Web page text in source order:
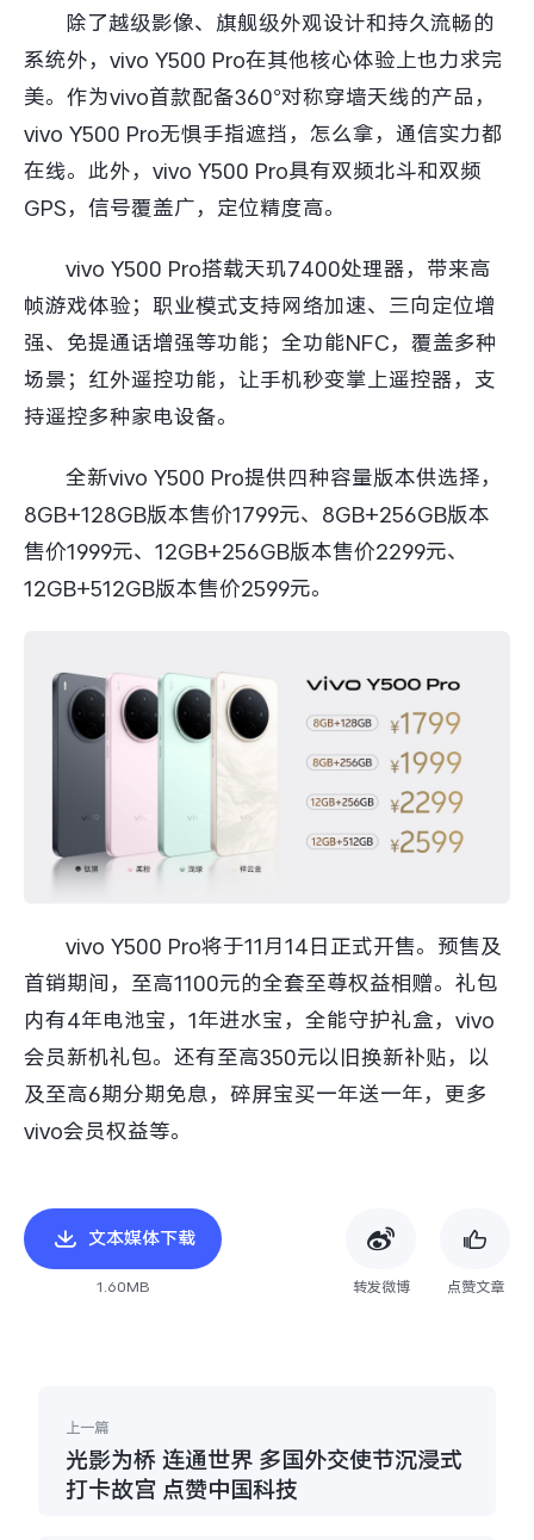
除了越级影像、旗舰级外观设计和持久流畅的
系统外，vivo Y500 Pro在其他核心体验上也力求完
美。作为vivo首款配备360°对称穿墙天线的产品，
vivo Y500 Pro无惧手指遮挡，怎么拿，通信实力都
在线。此外，vivo Y500 Pro具有双频北斗和双频
GPS，信号覆盖广，定位精度高。
vivo Y500 Pro搭载天玑7400处理器，带来高
帧游戏体验；职业模式支持网络加速、三向定位增
强、免提通话增强等功能；全功能NFC，覆盖多种
场景；红外遥控功能，让手机秒变掌上遥控器，支
持遥控多种家电设备。
全新vivo Y500 Pro提供四种容量版本供选择，
8GB+128GB版本售价1799元、8GB+256GB版本
售价1999元、12GB+256GB版本售价2299元、
12GB+512GB版本售价2599元。
vivo Y500 Pro将于11月14日正式开售。预售及
首销期间，至高1100元的全套至尊权益相赠。礼包
内有4年电池宝，1年进水宝，全能守护礼盒，vivo
会员新机礼包。还有至高350元以旧换新补贴，以
及至高6期分期免息，碎屏宝买一年送一年，更多
vivo会员权益等。
文本媒体下载
1.60MB 转发微博 点赞文章
上一篇
光影为桥 连通世界 多国外交使节沉浸式
打卡故宫 点赞中国科技